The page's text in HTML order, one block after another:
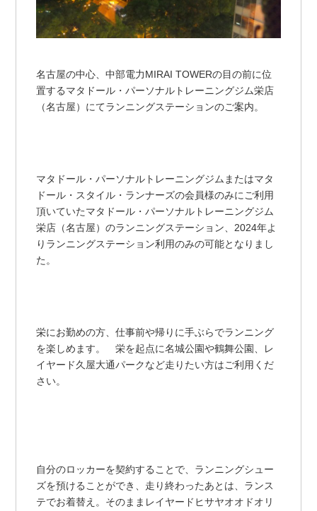
名古屋の中心、中部電力MIRAI TOWERの目の前に位
置するマタドール・パーソナルトレーニングジム栄店
（名古屋）にてランニングステーションのご案内。
マタドール・パーソナルトレーニングジムまたはマタ
ドール・スタイル・ランナーズの会員様のみにご利用
頂いていたマタドール・パーソナルトレーニングジム
栄店（名古屋）のランニングステーション、2024年よ
りランニングステーション利用のみの可能となりまし
た。
栄にお勤めの方、仕事前や帰りに手ぶらでランニング
を楽しめます。 栄を起点に名城公園や鶴舞公園、レ
イヤード久屋大通パークなど走りたい方はご利用くだ
さい。
自分のロッカーを契約することで、ランニングシュー
ズを預けることができ、走り終わったあとは、ランス
テでお着替え。そのままレイヤードヒサヤオオドオリ